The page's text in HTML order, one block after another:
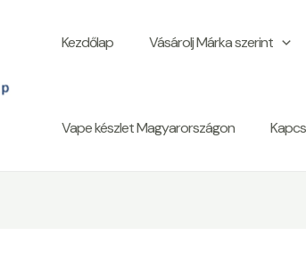
Kezdőlap Vásárolj Márka szerint
Vape készlet Magyarországon